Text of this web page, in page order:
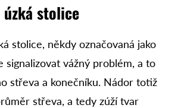
úzká stolice
stolice, někdy označovaná jako
signalizovat vážný problém, a to
střeva a konečníku. Nádor totiž
střeva, a tedy zúží tvar